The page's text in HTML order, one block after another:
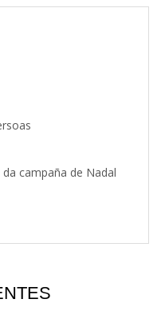
campaña de Nadal